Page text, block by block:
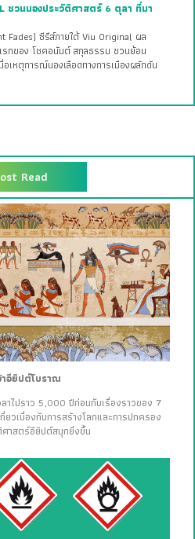
ชวนมองประวัติศาสตร์ 6 ตุลา ที่มา
Fades) ซีรีส์ภายใต้ Viu Original ผล
รกของ โชคอนันต์ สกุลธรรม ชวนย้อน
เหตุการณ์นองเลือดทางการเมืองผลักดัน
Read
อียิปต์โบราณ
ไปราว 5,000 ปีก่อนกับเรื่องราวของ 7
วเนื่องกับการสร้างโลกและการปกครอง
ศาสตร์อียิปต์สนุกยิ่งขึ้น